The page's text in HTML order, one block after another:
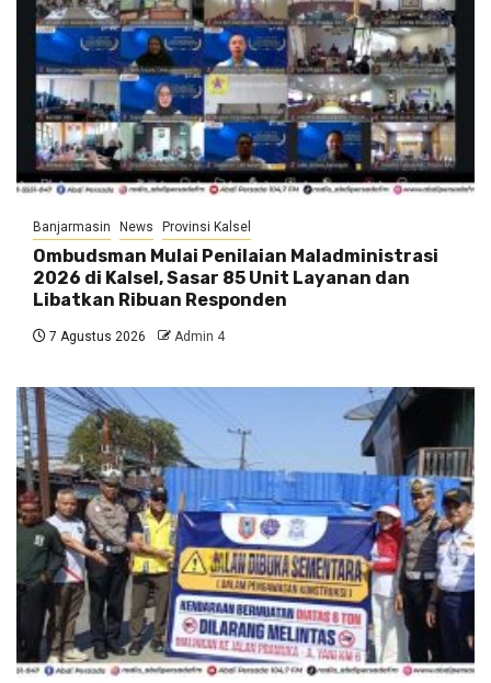
Banjarmasin News Provinsi Kalsel
Ombudsman Mulai Penilaian Maladministrasi
2026 di Kalsel, Sasar 85 Unit Layanan dan
Libatkan Ribuan Responden
7 Agustus 2026 Admin 4